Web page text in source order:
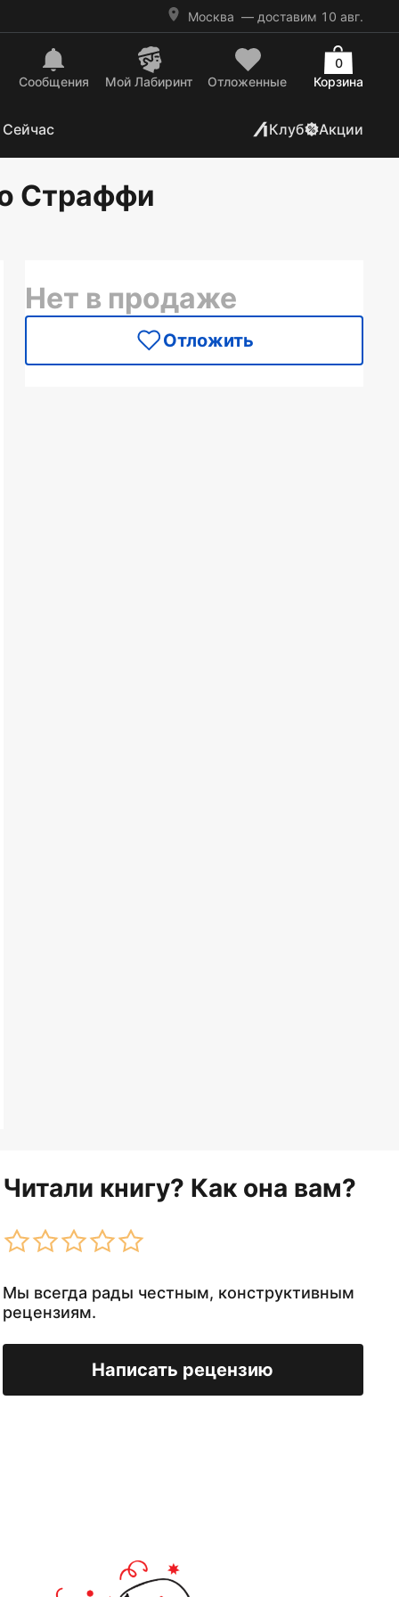
Москва — доставим 10 авг.
Сообщения Mой Лабиринт Отложенные Корзина
0
Клуб Акции
Страффи
Нет в продаже
Отложить
Читали книгу? Как она вам?
Мы всегда рады честным, конструктивным
рецензиям.
Написать рецензию